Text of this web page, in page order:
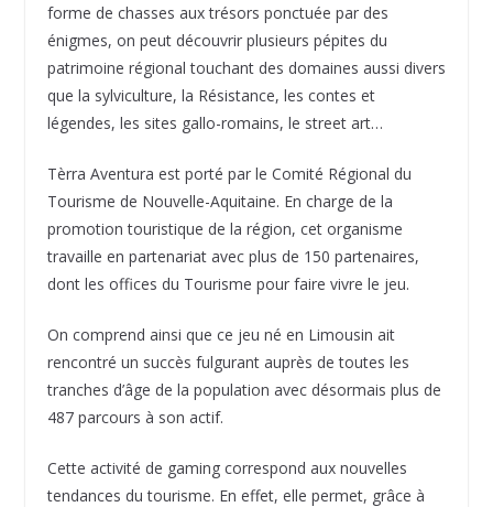
forme de chasses aux trésors ponctuée par des
énigmes, on peut découvrir plusieurs pépites du
patrimoine régional touchant des domaines aussi divers
que la sylviculture, la Résistance, les contes et
légendes, les sites gallo-romains, le street art…
Tèrra Aventura est porté par le Comité Régional du
Tourisme de Nouvelle-Aquitaine. En charge de la
promotion touristique de la région, cet organisme
travaille en partenariat avec plus de 150 partenaires,
dont les offices du Tourisme pour faire vivre le jeu.
On comprend ainsi que ce jeu né en Limousin ait
rencontré un succès fulgurant auprès de toutes les
tranches d’âge de la population avec désormais plus de
487 parcours à son actif.
Cette activité de gaming correspond aux nouvelles
tendances du tourisme. En effet, elle permet, grâce à